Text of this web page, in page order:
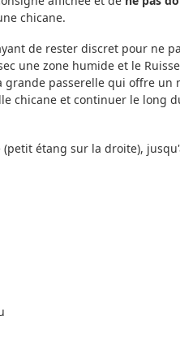
chicane.
de rester discret pour ne
une zone humide et le
passerelle qui offre un
chicane et continuer le long
étang sur la droite),